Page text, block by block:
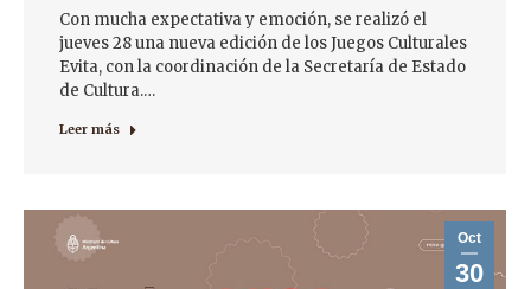
Con mucha expectativa y emoción, se realizó el
jueves 28 una nueva edición de los Juegos Culturales
Evita, con la coordinación de la Secretaría de Estado
de Cultura.…
Leer más
Oct
30